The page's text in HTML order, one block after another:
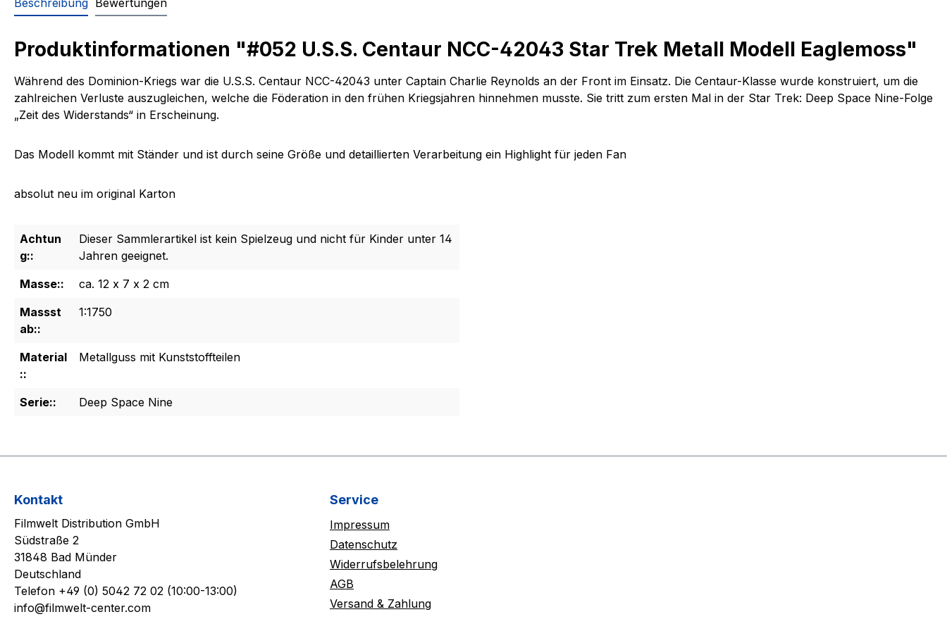
Beschreibung Bewertungen
Produktinformationen "#052 U.S.S. Centaur NCC-42043 Star Trek Metall Modell Eaglemoss"
Während des Dominion-Kriegs war die U.S.S. Centaur NCC-42043 unter Captain Charlie Reynolds an der Front im Einsatz. Die Centaur-Klasse wurde konstruiert, um die
zahlreichen Verluste auszugleichen, welche die Föderation in den frühen Kriegsjahren hinnehmen musste. Sie tritt zum ersten Mal in der Star Trek: Deep Space Nine-Folge
„Zeit des Widerstands“ in Erscheinung.
Das Modell kommt mit Ständer und ist durch seine Größe und detaillierten Verarbeitung ein Highlight für jeden Fan
absolut neu im original Karton
Achtun
g::
Dieser Sammlerartikel ist kein Spielzeug und nicht für Kinder unter 14
Jahren geeignet.
Masse::
ca. 12 x 7 x 2 cm
Massst
ab::
1:1750
Material
::
Metallguss mit Kunststoffteilen
Serie:: Deep Space Nine
Kontakt
Filmwelt Distribution GmbH
Südstraße 2
31848 Bad Münder
Deutschland
Telefon +49 (0) 5042 72 02 (10:00-13:00)
info@filmwelt-center.com
Service
Impressum
Datenschutz
Widerrufsbelehrung
AGB
Versand & Zahlung